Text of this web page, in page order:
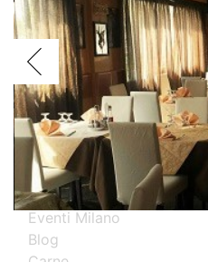
Giapponesi Spagnoli
Calabresi Campani
Milanesi Piemontesi
Toscani
Prova i nostri migliori
Eventi Milano
Blog